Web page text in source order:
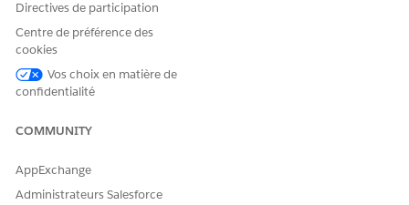
Directives de participation
Centre de préférence des
cookies
Vos choix en matière de
confidentialité
COMMUNITY
AppExchange
Administrateurs Salesforce